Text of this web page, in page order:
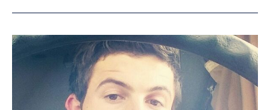
Montesano,